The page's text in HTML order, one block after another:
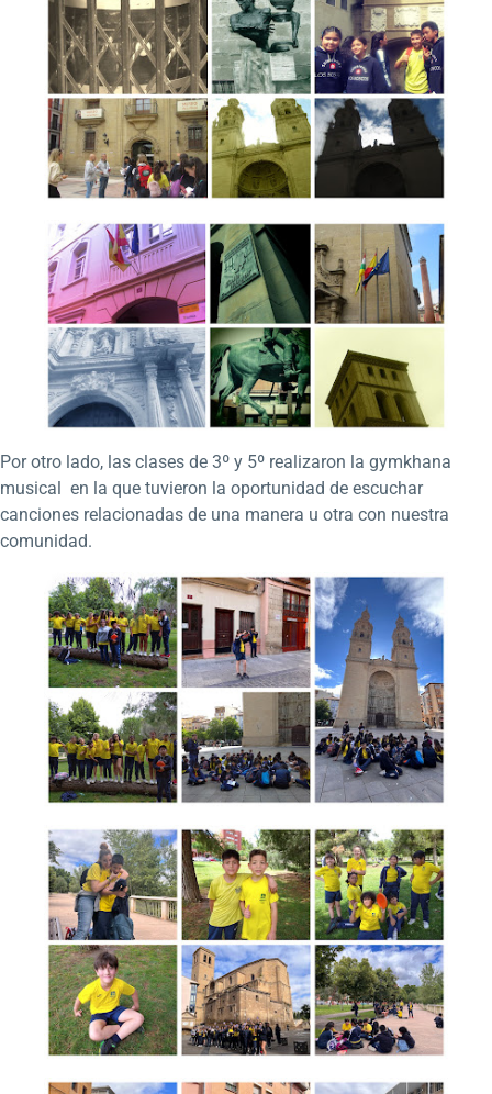
Por otro lado, las clases de 3º y 5º realizaron la gymkhana
musical en la que tuvieron la oportunidad de escuchar
canciones relacionadas de una manera u otra con nuestra
comunidad.